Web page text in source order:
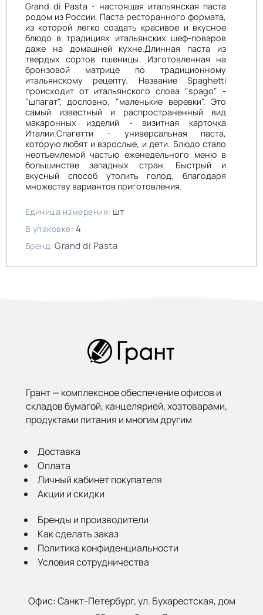
Grand di Pasta - настоящая итальянская паста
родом из России. Паста ресторанного формата,
из которой легко создать красивое и вкусное
блюдо в традициях итальянских шеф-поваров
даже на домашней кухне.Длинная паста из
твердых сортов пшеницы. Изготовленная на
бронзовой матрице по традиционному
итальянскому рецепту. Название Spaghetti
происходит от итальянского слова "spago" -
"шпагат", дословно, "маленькие веревки". Это
самый известный и распространенный вид
макаронных изделий - визитная карточка
Италии.Спагетти - универсальная паста,
которую любят и взрослые, и дети. Блюдо стало
неотъемлемой частью еженедельного меню в
большинстве западных стран. Быстрый и
вкусный способ утолить голод, благодаря
множеству вариантов приготовления.
Единица измерения: шт
В упаковке: 4
Бренд: Grand di Pasta
Грант — комплексное обеспечение офисов и
складов бумагой, канцелярией, хозтоварами,
продуктами питания и многим другим
Доставка
Оплата
Личный кабинет покупателя
Акции и скидки
Бренды и производители
Как сделать заказ
Политика конфиденциальности
Условия сотрудничества
Офис:Санкт-Петербург, ул. Бухарестская, дом